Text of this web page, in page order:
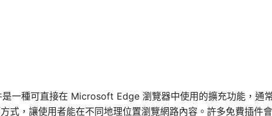
一種可直接在 Microsoft Edge 瀏覽器中使用的擴充功能，通
式，讓使用者能在不同地理位置瀏覽網路內容。許多免費插件